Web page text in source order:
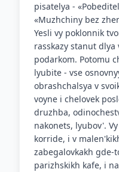
pisatelya -
«Muzhchiny bez
Yesli vy poklonnik
rasskazy stanut dlya
podarkom. Potomu
lyubite - vse
obrashchalsya v
voyne i chelovek
druzhba,
nakonets, lyubov'.
korride, i v
zabegalovkakh gde-
parizhskikh kafe, i